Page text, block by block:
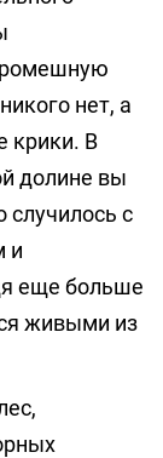
нет, а
крики. В
долине вы
случилось с
и
еще больше
живыми из